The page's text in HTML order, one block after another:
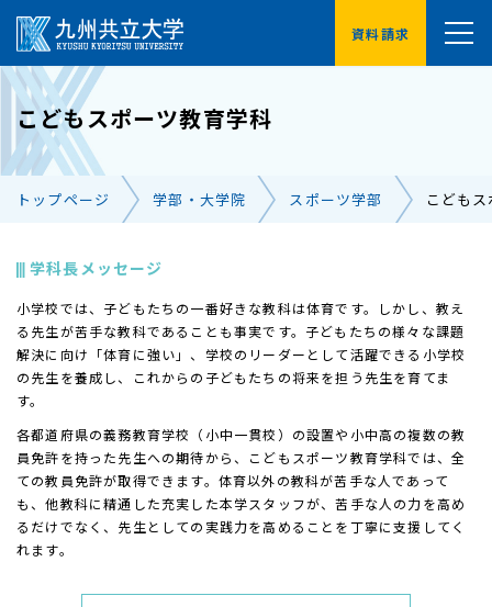
資料請求
受験生の方へ
卒業生の方へ 保護者の方へ
企業・地域の方へ
お問い合わせ一覧
こどもスポーツ教育学科
トップページ 学部・大学院 スポーツ学部 こども
学科長メッセージ
小学校では、子どもたちの一番好きな教科は体育です。しかし、教え
る先生が苦手な教科であることも事実です。子どもたちの様々な課題
解決に向け「体育に強い」、学校のリーダーとして活躍できる小学校
の先生を養成し、これからの子どもたちの将来を担う先生を育てま
す。
各都道府県の義務教育学校（小中一貫校）の設置や小中高の複数の教
員免許を持った先生への期待から、こどもスポーツ教育学科では、全
ての教員免許が取得できます。体育以外の教科が苦手な人であって
も、他教科に精通した充実した本学スタッフが、苦手な人の力を高め
るだけでなく、先生としての実践力を高めることを丁寧に支援してく
れます。